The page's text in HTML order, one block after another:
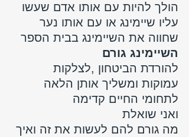
הולך להיות עם אותו אדם שעשו
עליו שיימינג או עם אותו נער
שחווה את השיימינג בבית הספר
השיימינג גורם
להורדת הביטחון ,לצלקות
עמוקות ומשליך אותן הלאה
לתחומי החיים קדימה
ואני שואלת
מה גורם להם לעשות את זה ואיך